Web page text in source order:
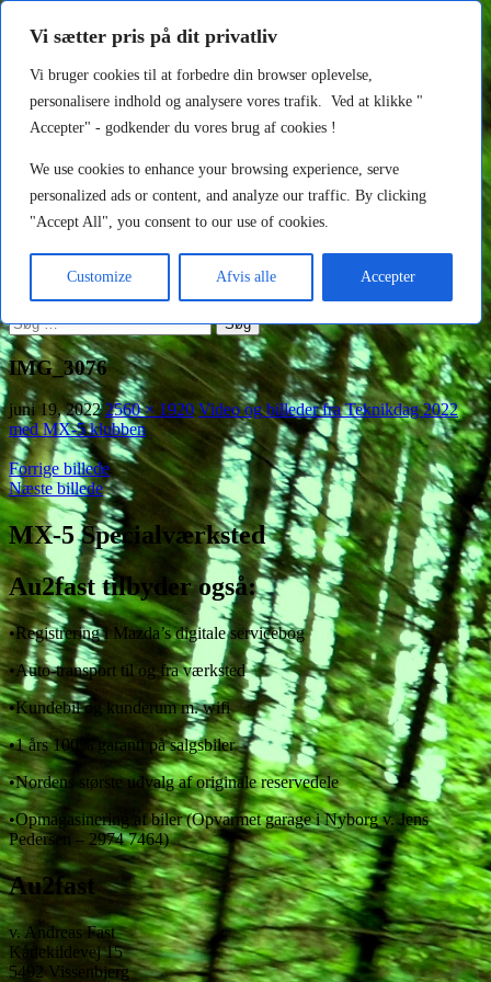
Vi sætter pris på dit privatliv
Vi bruger cookies til at forbedre din browser oplevelse,
personalisere indhold og analysere vores trafik. Ved at klikke "
Accepter" - godkender du vores brug af cookies !
We use cookies to enhance your browsing experience, serve
personalized ads or content, and analyze our traffic. By clicking
"Accept All", you consent to our use of cookies.
Customize Afvis alle Accepter
Au2fast
SøgPrimær menu
Hop
indhold
Forside
MX-5 til salg
Om os
Kontakt
Indlæg
Søg
efter:
IMG_3076
juni 19, 2022 2560 × 1920 Video og billeder fra Teknikdag 2022
med MX-5 klubben
Forrige billede
Næste billede
MX-5 Specialværksted
Au2fast tilbyder også:
•Registrering i Mazda’s digitale servicebog
•Auto-transport til og fra værksted
•Kundebil og kunderum m. wifi
•1 års 100% garanti på salgsbiler
•Nordens største udvalg af originale reservedele
•Opmagasinering af biler (Opvarmet garage i Nyborg v. Jens
Pedersen – 2974 7464)
Au2fast
v. Andreas Fast
Kådekildevej 15
5492 Vissenbjerg